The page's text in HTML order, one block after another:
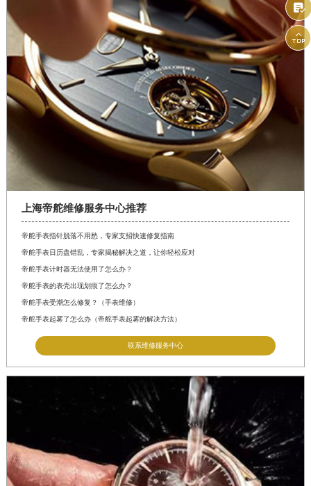
上海帝舵维修服务中心推荐
帝舵手表指针脱落不用愁，专家支招快速修复指南
帝舵手表日历盘错乱，专家揭秘解决之道，让你轻松应对
帝舵手表计时器无法使用了怎么办？
帝舵手表的表壳出现划痕了怎么办？
帝舵手表受潮怎么修复？（手表维修）
帝舵手表起雾了怎么办（帝舵手表起雾的解决方法）
联系维修服务中心

